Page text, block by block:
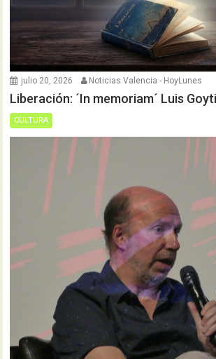
julio 20, 2026 Noticias Valencia - HoyLunes
Liberación: ´In memoriam´ Luis
CULTURA